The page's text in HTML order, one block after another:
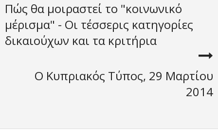
Πώς θα μοιραστεί το "κοινωνικό
μέρισμα" - Οι τέσσερις κατηγορίες
δικαιούχων και τα κριτήρια
Ο Κυπριακός Τύπος, 29 Μαρτίου
2014